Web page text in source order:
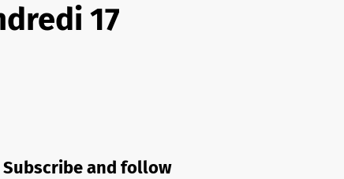
17
Subscribe and follow